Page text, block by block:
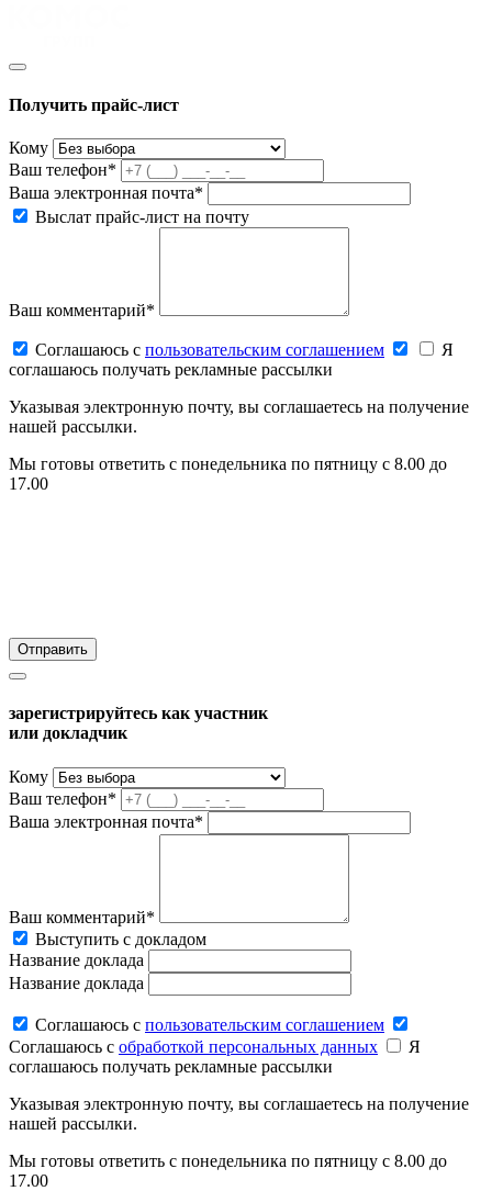
Получить прайс-лист
Кому
Ваш телефон*
Ваша электронная почта*
Выслат прайс-лист на почту
Ваш комментарий*
Соглашаюсь c пользовательским соглашением
Я
соглашаюсь получать рекламные рассылки
Указывая электронную почту, вы соглашаетесь на получение
нашей рассылки.
Мы готовы ответить с понедельника по пятницу с 8.00 до
17.00
зарегистрируйтесь как участник
или докладчик
Кому
Ваш телефон*
Ваша электронная почта*
Ваш комментарий*
Выступить с докладом
Название доклада
Название доклада
Соглашаюсь c пользовательским соглашением
Соглашаюсь c обработкой персональных данных
Я
соглашаюсь получать рекламные рассылки
Указывая электронную почту, вы соглашаетесь на получение
нашей рассылки.
Мы готовы ответить с понедельника по пятницу с 8.00 до
17.00